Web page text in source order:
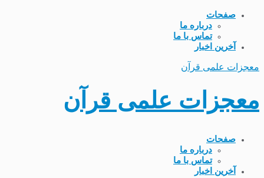
صفحات
درباره ما
تماس با ما
آخرین اخبار
معجزات علمی قرآن
معجزات علمی قرآن
صفحات
درباره ما
تماس با ما
آخرین اخبار